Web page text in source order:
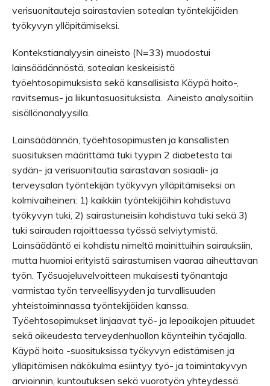
verisuonitauteja sairastavien sotealan työntekijöiden
työkyvyn ylläpitämiseksi.
Kontekstianalyysin aineisto (N=33) muodostui
lainsäädännöstä, sotealan keskeisistä
työehtosopimuksista sekä kansallisista Käypä hoito-,
ravitsemus- ja liikuntasuosituksista. Aineisto analysoitiin
sisällönanalyysilla.
Lainsäädännön, työehtosopimusten ja kansallisten
suosituksen määrittämä tuki tyypin 2 diabetesta tai
sydän- ja verisuonitautia sairastavan sosiaali- ja
terveysalan työntekijän työkyvyn ylläpitämiseksi on
kolmivaiheinen: 1) kaikkiin työntekijöihin kohdistuva
työkyvyn tuki, 2) sairastuneisiin kohdistuva tuki sekä 3)
tuki sairauden rajoittaessa työssä selviytymistä.
Lainsäädäntö ei kohdistu nimeltä mainittuihin sairauksiin,
mutta huomioi erityistä sairastumisen vaaraa aiheuttavan
työn. Työsuojeluvelvoitteen mukaisesti työnantaja
varmistaa työn terveellisyyden ja turvallisuuden
yhteistoiminnassa työntekijöiden kanssa.
Työehtosopimukset linjaavat työ- ja lepoaikojen pituudet
sekä oikeudesta terveydenhuollon käynteihin työajalla.
Käypä hoito -suosituksissa työkyvyn edistämisen ja
ylläpitämisen näkökulma esiintyy työ- ja toimintakyvyn
arvioinnin, kuntoutuksen sekä vuorotyön yhteydessä.